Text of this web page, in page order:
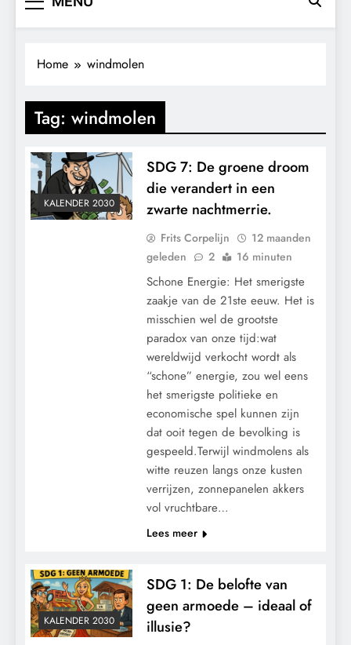
Home windmolen
Tag: windmolen
KALENDER 2030
SDG 7: De groene droom
die verandert in een
zwarte nachtmerrie.
Frits Corpelijn
12 maanden
geleden
2 16 minuten
Schone Energie: Het smerigste
zaakje van de 21ste eeuw. Het is
misschien wel de grootste
paradox van onze tijd:wat
wereldwijd verkocht wordt als
“schone” energie, zou wel eens
het smerigste politieke en
economische spel kunnen zijn
dat ooit tegen de bevolking is
gespeeld.Terwijl windmolens als
witte reuzen langs onze kusten
verrijzen, zonnepanelen akkers
vol vruchtbare…
Lees meer
KALENDER 2030
SDG 1: De belofte van
geen armoede – ideaal of
illusie?